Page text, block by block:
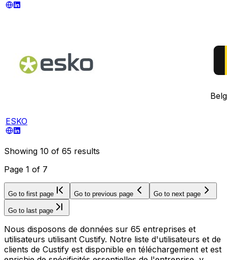
ESKO
Showing 10 of 65 results
Page 1 of 7
Go to first page Go to previous page Go to next page
Go to last page
Nous disposons de données sur 65 entreprises et
utilisateurs utilisant Custify. Notre liste d'utilisateurs et de
clients de Custify est disponible en téléchargement et est